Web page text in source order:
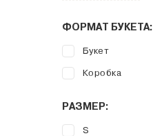
ФОРМАТ БУКЕТА:
Букет
Коробка
РАЗМЕР:
S